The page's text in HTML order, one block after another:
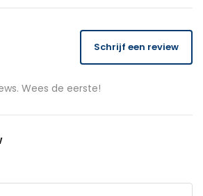
Schrijf een review
Wees de eerste!